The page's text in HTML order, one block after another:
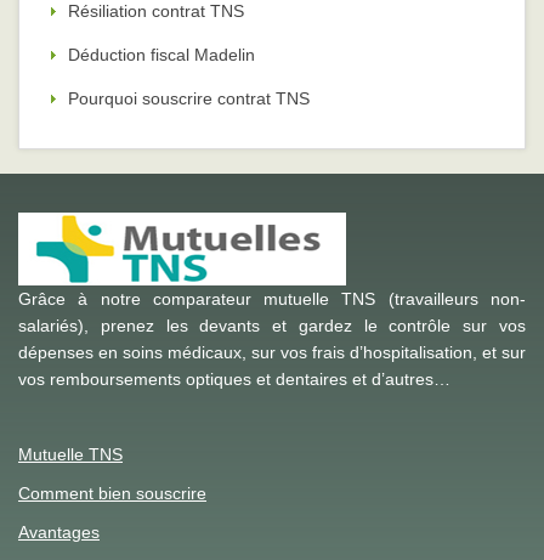
Résiliation contrat TNS
Déduction fiscal Madelin
Pourquoi souscrire contrat TNS
Grâce à notre comparateur mutuelle TNS (travailleurs non-
salariés), prenez les devants et gardez le contrôle sur vos
dépenses en soins médicaux, sur vos frais d’hospitalisation, et sur
vos remboursements optiques et dentaires et d’autres…
Mutuelle TNS
Comment bien souscrire
Avantages